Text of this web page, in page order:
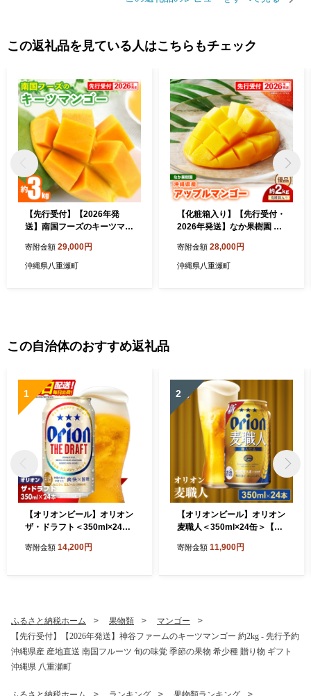
この返礼品を見ている人はこちらもチェック
【先行受付】【2026年発
送】南国フーズのキーツマン
産地直送 南国フルーツ 旬の
味覚 沖縄県産 国産マンゴー
寄附金額 29,000円
沖縄県八重瀬町
【化粧箱入り】【先行受付・
2026年発送】なか果樹園 ア
産地直送 先行予約 沖縄県産
贈り物 ギフト プレゼント 南
寄附金額 28,000円
沖縄県八重瀬町
この自治体のおすすめ返礼品
1
【オリオンビール】オリオン
ザ・ドラフト＜350ml×24缶
ケース 350ml 24本 すっきり
寄附金額 14,200円
2
【オリオンビール】オリオン
麦職人＜350ml×24缶＞【発
ト オリオン 麦職人 1ケース
寄附金額 11,900円
ふるさと納税ホーム 果物類
マンゴー
【先行受付】【2026年発送】神谷ファームのキーツマンゴー 約2kg - 先行予約
沖縄県産 産地直送 南国フルーツ 旬の味覚 季節の果物 希少種 贈り物 ギフト
沖縄県 八重瀬町